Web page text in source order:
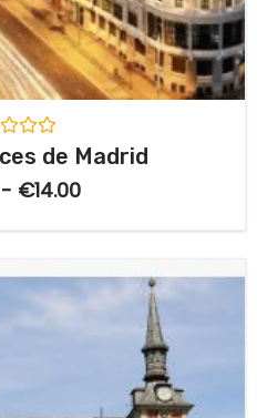
de Madrid
- €14.00